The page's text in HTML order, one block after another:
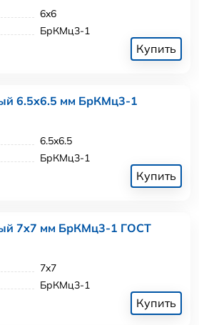
6x6
БрКМц3-1
Купить
6.5x6.5 мм БрКМц3-1
6.5x6.5
БрКМц3-1
Купить
7x7 мм БрКМц3-1 ГОСТ
7x7
БрКМц3-1
Купить